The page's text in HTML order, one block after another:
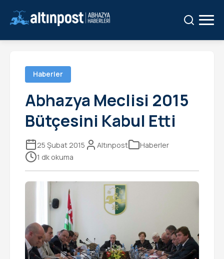
Haberler
Abhazya Meclisi 2015
Bütçesini Kabul Etti
25 Şubat 2015 Altınpost
Haberler
1 dk okuma